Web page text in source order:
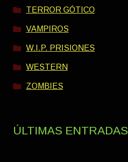
TERROR GÓTICO
VAMPIROS
W.I.P. PRISIONES
WESTERN
ZOMBIES
ÚLTIMAS ENTRADAS